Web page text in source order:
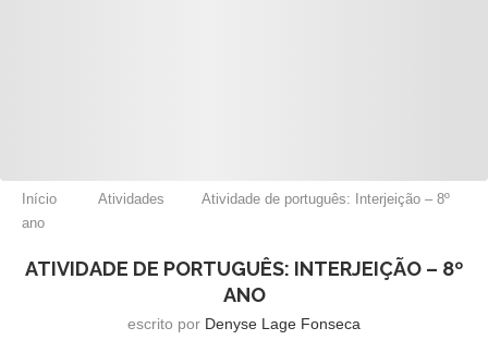
Início Atividades
Atividade de português: Interjeição – 8º
ano
ATIVIDADE DE PORTUGUÊS: INTERJEIÇÃO – 8º
ANO
escrito por Denyse Lage Fonseca